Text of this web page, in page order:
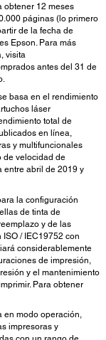
obtener 12 meses
páginas (lo primero
de la fecha de
Epson. Para más
visita
antes del 31 de
basa en el rendimiento
láser
total de
en línea,
y multifuncionales
de velocidad de
entre abril de 2019 y
la configuración
de tinta de
y de las
/ IEC19752 con
considerablemente
de impresión,
y el mantenimiento
Para obtener
en modo operación,
impresoras y